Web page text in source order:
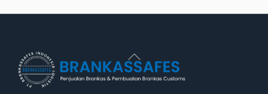
Back
To
Top